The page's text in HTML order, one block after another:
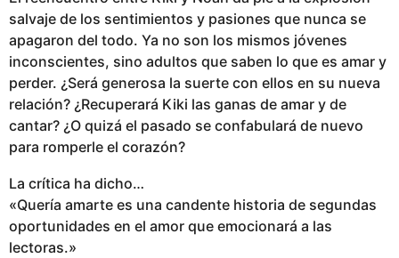
salvaje de los sentimientos y pasiones que nunca se
apagaron del todo. Ya no son los mismos jóvenes
inconscientes, sino adultos que saben lo que es amar y
perder. ¿Será generosa la suerte con ellos en su nueva
relación? ¿Recuperará Kiki las ganas de amar y de
cantar? ¿O quizá el pasado se confabulará de nuevo
para romperle el corazón?
La crítica ha dicho…
«Quería amarte es una candente historia de segundas
oportunidades en el amor que emocionará a las
lectoras.»